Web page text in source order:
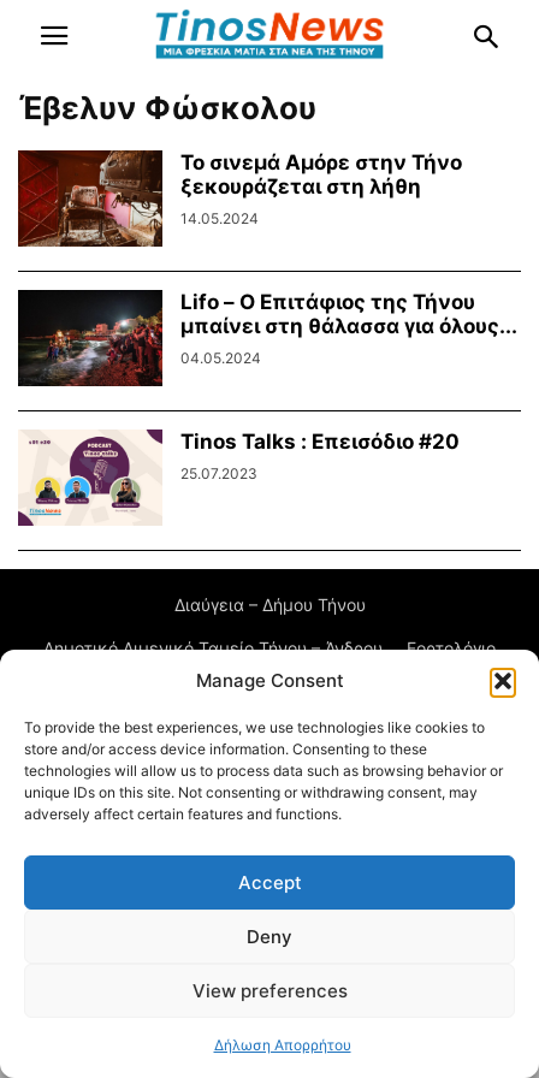
Manage Consent
To provide the best experiences, we use technologies like cookies to
store and/or access device information. Consenting to these
technologies will allow us to process data such as browsing behavior or
unique IDs on this site. Not consenting or withdrawing consent, may
adversely affect certain features and functions.
Accept
Deny
View preferences
Δήλωση Απορρήτου
Έβελυν Φώσκολου
Το σινεμά Αμόρε στην Τήνο
ξεκουράζεται στη λήθη
14.05.2024
Lifo – Ο Επιτάφιος της Τήνου
μπαίνει στη θάλασσα για όλους...
04.05.2024
Tinos Talks : Επεισόδιο #20
25.07.2023
Διαύγεια – Δήμου Τήνου
Δημοτικό Λιμενικό Ταμείο Τήνου – Άνδρου Εορτολόγιο
Tinos Island Live Webcamera Χάρτης Πλοίων
© 2026